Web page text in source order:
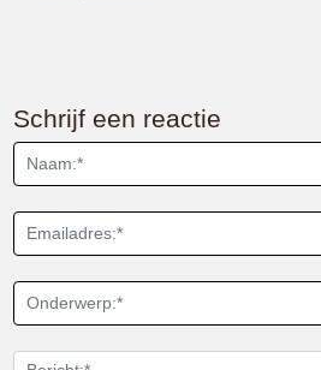
Schrijf een reactie